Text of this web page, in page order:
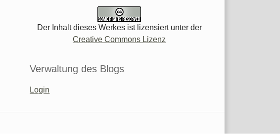
Der Inhalt dieses Werkes ist lizensiert unter der
Creative Commons Lizenz
Verwaltung des Blogs
Login